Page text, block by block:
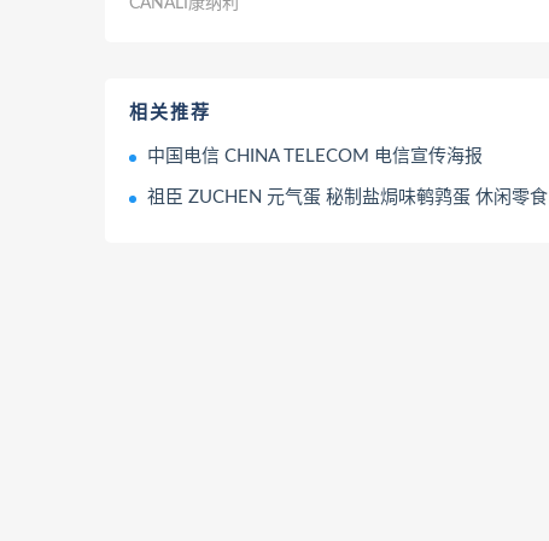
相关推荐
中国电信 CHINA TELECOM 电信宣传海报
祖臣 ZUCHEN 元气蛋 秘制盐焗味鹌鹑蛋 休闲零食